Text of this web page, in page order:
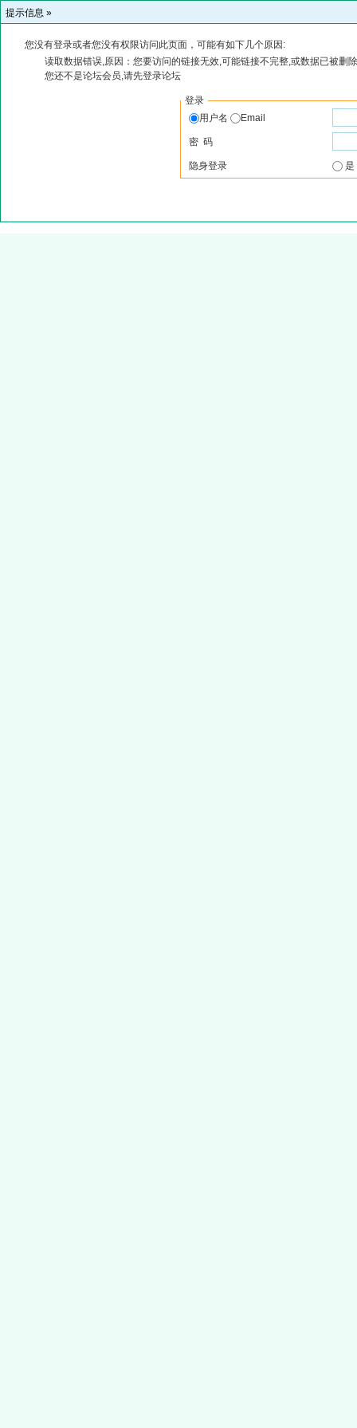
提示信息 »
您没有登录或者您没有权限访问此页面，可能有如下几个原因:
读取数据错误,原因：您要访问的链接无效,可能链接不完整,或数据已被删
您还不是论坛会员,请先登录论坛
登录
用户名
Email
密 码
隐身登录